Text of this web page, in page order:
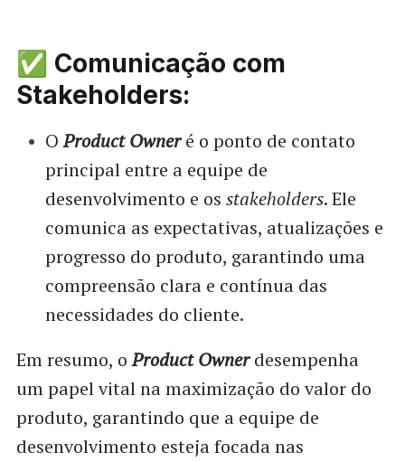
✅ Comunicação com
Stakeholders:
OProduct Owneré o ponto de contato
principal entre a equipe de
desenvolvimento e os stakeholders. Ele
comunica as expectativas, atualizações e
progresso do produto, garantindo uma
compreensão clara e contínua das
necessidades do cliente.
Em resumo, oProduct Ownerdesempenha
um papel vital na maximização do valor do
produto, garantindo que a equipe de
desenvolvimento esteja focada nas